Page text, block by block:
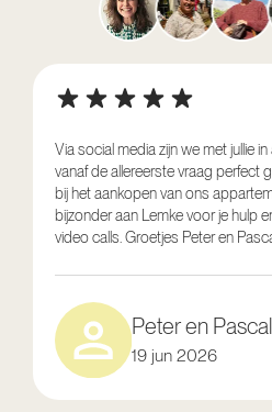
Via social media zijn we met jullie
vanaf de allereerste vraag perfect
bij het aankopen van ons
bijzonder aan Lemke voor je hulp
video calls. Groetjes Peter en
Peter en
19 jun 2026